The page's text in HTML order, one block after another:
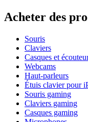
Acheter des
Souris
Claviers
Casques et
Webcams
Haut-parleurs
Étuis clavier pour
Souris gaming
Claviers gaming
Casques gaming